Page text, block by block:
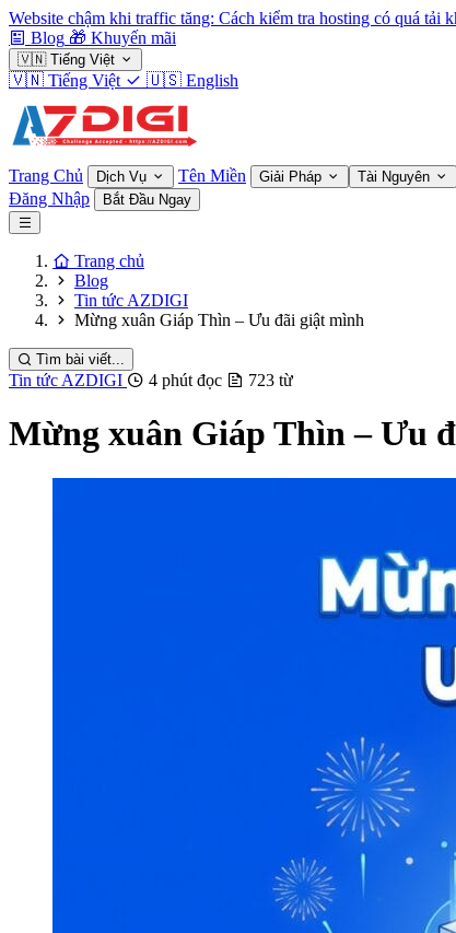
Website chậm khi traffic tăng: Cách kiểm tra hosting có quá tải
Blog 🎁 Khuyến mãi
🇻🇳 Tiếng Việt
🇻🇳 Tiếng Việt 🇺🇸 English
Trang Chủ Dịch Vụ Tên Miền Giải Pháp Tài Nguyên
Đăng Nhập Bắt Đầu Ngay
Trang chủ
Blog
Tin tức AZDIGI
Mừng xuân Giáp Thìn – Ưu đãi giật mình
Tìm bài viết...
Tin tức AZDIGI 4 phút đọc 723 từ
Mừng xuân Giáp Thìn – Ưu